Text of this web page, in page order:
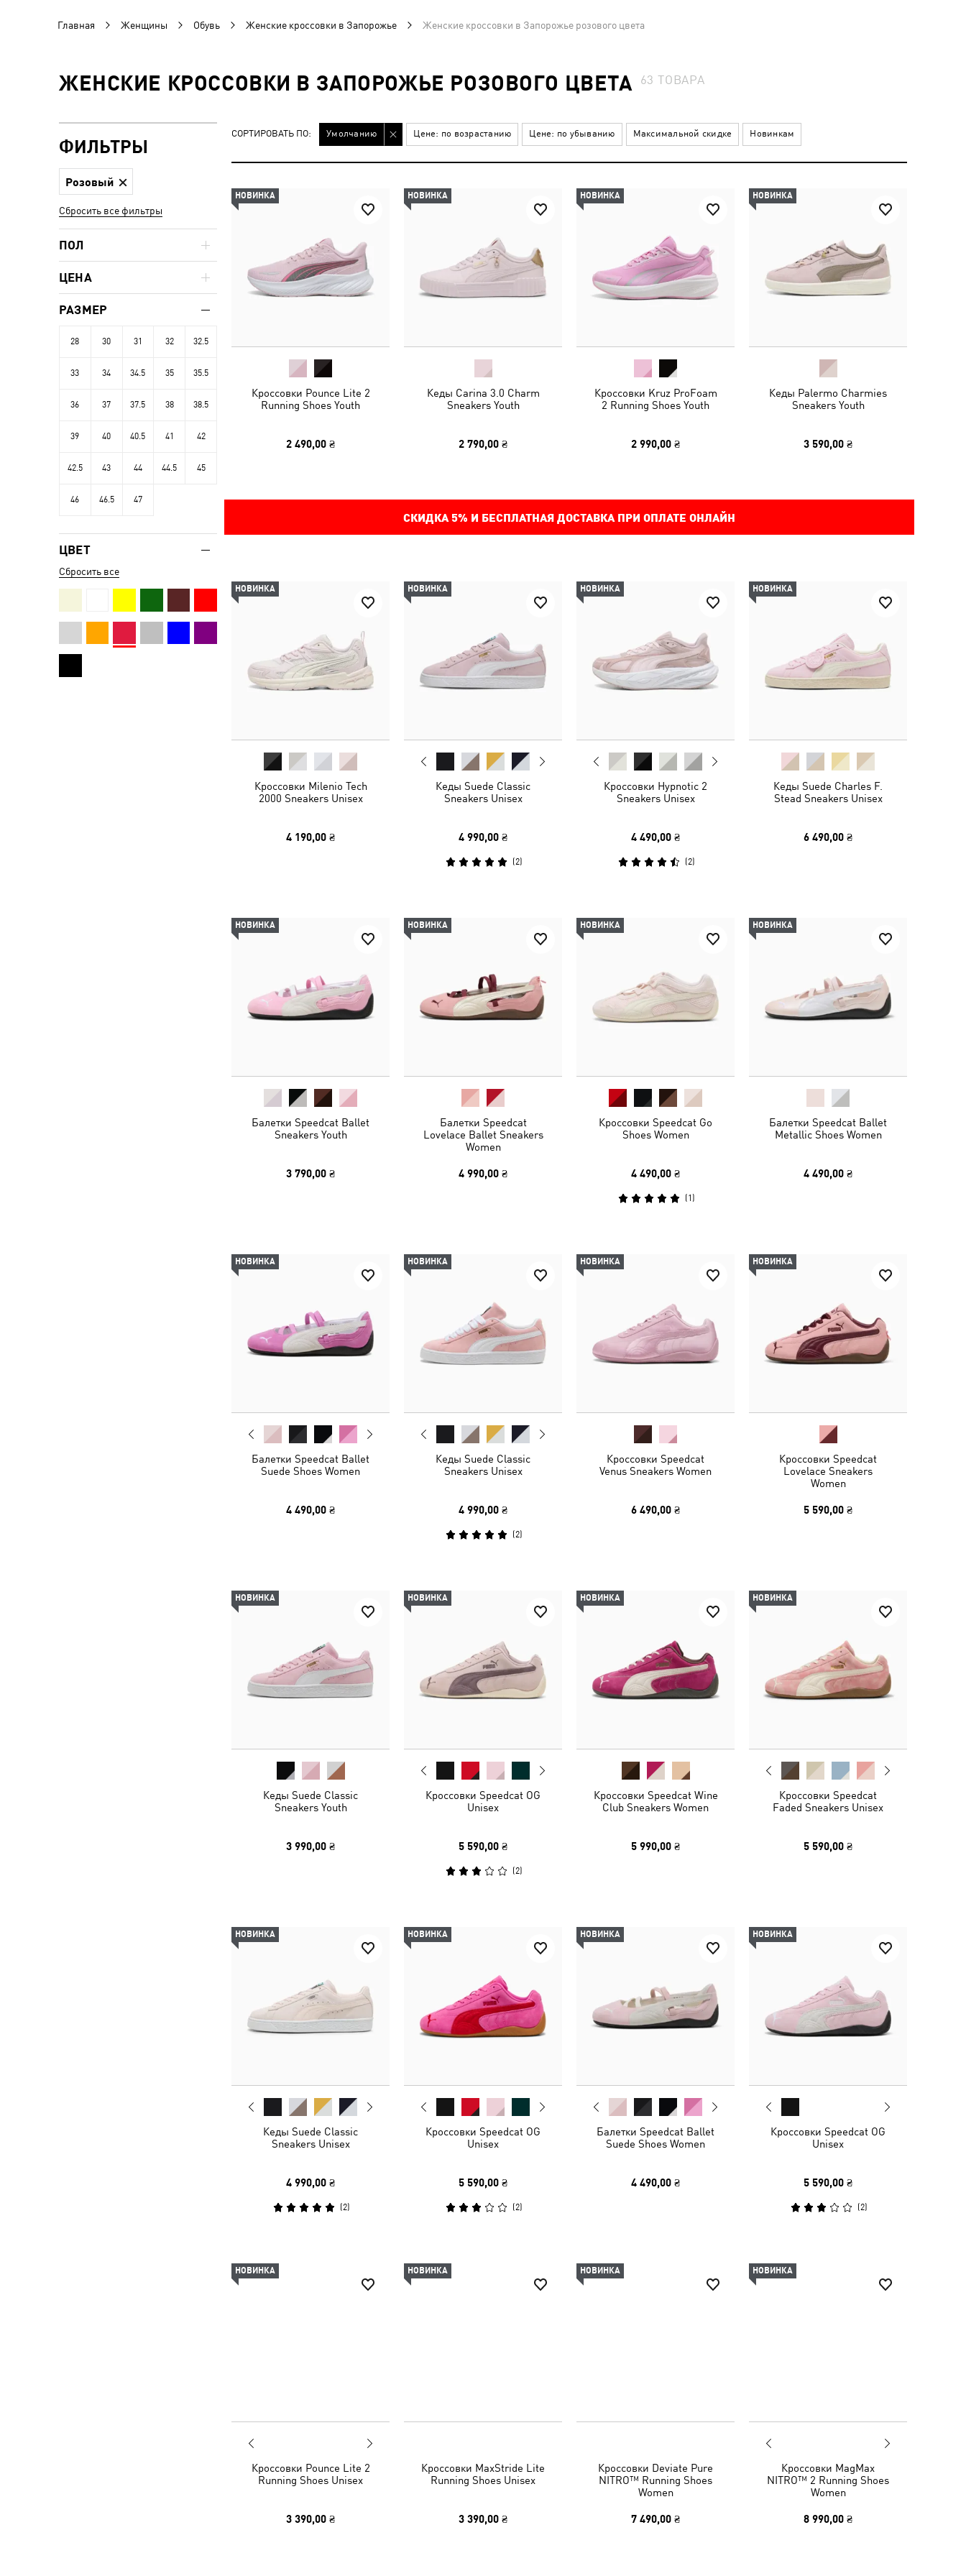
Главная Женщины Обувь Женские кроссовки в Запорожье Женские кроссовки в Запорожье розового цвета
ЖЕНСКИЕ КРОССОВКИ В ЗАПОРОЖЬЕ РОЗОВОГО ЦВЕТА 63ТОВАРА
СОРТИРОВАТЬ ПО: Умолчанию Цене: по возрастанию Цене: по убыванию Максимальной скидке Новинкам
НОВИНКА
Кроссовки Pounce Lite 2
Running Shoes Youth
2 490,00 ₴
НОВИНКА
Кеды Carina 3.0 Charm
Sneakers Youth
2 790,00 ₴
НОВИНКА
Кроссовки Kruz ProFoam
2 Running Shoes Youth
2 990,00 ₴
НОВИНКА
Кеды Palermo Charmies
Sneakers Youth
3 590,00 ₴
СКИДКА 5% И БЕСПЛАТНАЯ ДОСТАВКА ПРИ ОПЛАТЕ ОНЛАЙН
НОВИНКА
Кроссовки Milenio Tech
2000 Sneakers Unisex
4 190,00 ₴
НОВИНКА
Кеды Suede Classic
Sneakers Unisex
4 990,00 ₴
(2)
НОВИНКА
Кроссовки Hypnotic 2
Sneakers Unisex
4 490,00 ₴
(2)
НОВИНКА
Кеды Suede Charles F.
Stead Sneakers Unisex
6 490,00 ₴
НОВИНКА
Балетки Speedcat Ballet
Sneakers Youth
3 790,00 ₴
НОВИНКА
Балетки Speedcat
Lovelace Ballet Sneakers
Women
4 990,00 ₴
НОВИНКА
Кроссовки Speedcat Go
Shoes Women
4 490,00 ₴
(1 )
НОВИНКА
Балетки Speedcat Ballet
Metallic Shoes Women
4 490,00 ₴
НОВИНКА
Балетки Speedcat Ballet
Suede Shoes Women
4 490,00 ₴
НОВИНКА
Кеды Suede Classic
Sneakers Unisex
4 990,00 ₴
(2)
НОВИНКА
Кроссовки Speedcat
Venus Sneakers Women
6 490,00 ₴
НОВИНКА
Кроссовки Speedcat
Lovelace Sneakers
Women
5 590,00 ₴
НОВИНКА
Кеды Suede Classic
Sneakers Youth
3 990,00 ₴
НОВИНКА
Кроссовки Speedcat OG
Unisex
5 590,00 ₴
(2)
НОВИНКА
Кроссовки Speedcat Wine
Club Sneakers Women
5 990,00 ₴
НОВИНКА
Кроссовки Speedcat
Faded Sneakers Unisex
5 590,00 ₴
НОВИНКА
Кеды Suede Classic
Sneakers Unisex
4 990,00 ₴
(2)
НОВИНКА
Кроссовки Speedcat OG
Unisex
5 590,00 ₴
(2)
НОВИНКА
Балетки Speedcat Ballet
Suede Shoes Women
4 490,00 ₴
НОВИНКА
Кроссовки Speedcat OG
Unisex
5 590,00 ₴
(2)
НОВИНКА
Кроссовки Pounce Lite 2
Running Shoes Unisex
3 390,00 ₴
НОВИНКА
Кроссовки MaxStride Lite
Running Shoes Unisex
3 390,00 ₴
НОВИНКА
Кроссовки Deviate Pure
NITRO™ Running Shoes
Women
7 490,00 ₴
НОВИНКА
Кроссовки MagMax
NITRO™ 2 Running Shoes
Women
8 990,00 ₴
ФИЛЬТРЫ
Розовый
Сбросить все фильтры
ПОЛ
ЦЕНА
РАЗМЕР
28 30 31 32 32.5
33 34 34.5 35 35.5
36 37 37.5 38 38.5
39 40 40.5 41 42
42.5 43 44 44.5 45
46 46.5 47
ЦВЕТ
Сбросить все